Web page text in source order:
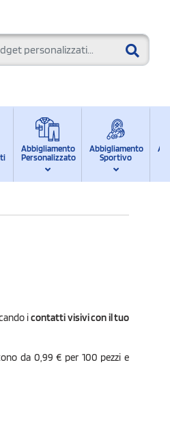
Abbigliamento
Personalizzato
Abbigliamento
Sportivo
icontatti visivi con il tuo
da 0,99 € per 100 pezzi e